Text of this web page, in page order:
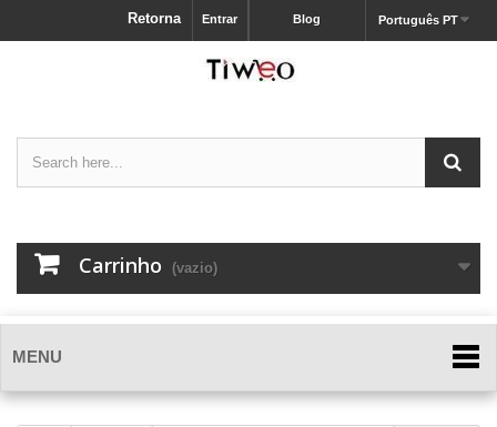
Português PT
Blog
Entrar
Retorna
Carrinho (vazio)
MENU